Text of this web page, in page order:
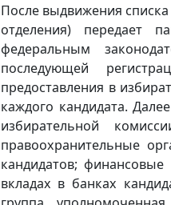
После выдвижения
отделения) передает
федеральным
последующей
предоставления в
каждого кандидата.
избирательной
правоохранительные
кандидатов;
вкладах в банках